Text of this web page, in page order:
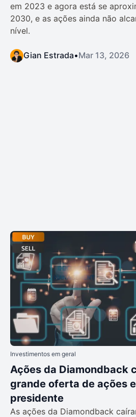
em 2023 e agora está se
2030, e as ações ainda não
nível.
Gian Estrada•Mar 13, 2026
Investimentos em geral
Ações da Diamondback
grande oferta de ações
presidente
As ações da Diamondback